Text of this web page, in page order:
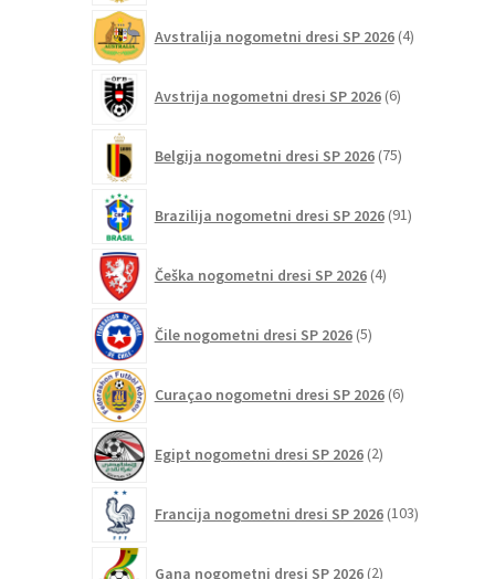
Avstralija nogometni dresi SP 2026 4izdelki
Avstrija nogometni dresi SP 2026 6izdelkov
Belgija nogometni dresi SP 2026 75izdelkov
Brazilija nogometni dresi SP 2026 91izdelkov
Češka nogometni dresi SP 2026 4izdelki
Čile nogometni dresi SP 2026 5izdelkov
Curaçao nogometni dresi SP 2026 6izdelkov
Egipt nogometni dresi SP 2026 2izdelka
Francija nogometni dresi SP 2026 103izdelki
Gana nogometni dresi SP 2026 2